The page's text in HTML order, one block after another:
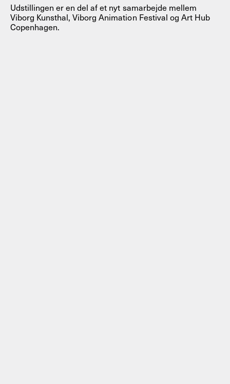
Udstillingen er en del af et nyt samarbejde mellem
Viborg Kunsthal, Viborg Animation Festival og Art Hub
Copenhagen.